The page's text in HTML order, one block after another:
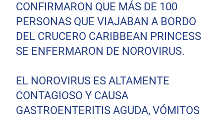
CONFIRMARON QUE MÁS DE 100
PERSONAS QUE VIAJABAN A BORDO
DEL CRUCERO CARIBBEAN PRINCESS
SE ENFERMARON DE NOROVIRUS.
EL NOROVIRUS ES ALTAMENTE
CONTAGIOSO Y CAUSA
GASTROENTERITIS AGUDA, VÓMITOS